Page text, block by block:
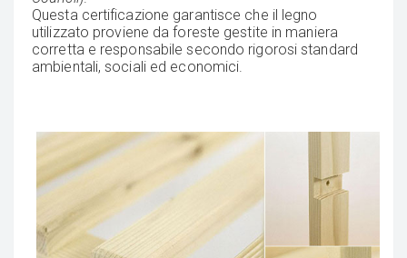
Questa certificazione garantisce che il legno
utilizzato proviene da foreste gestite in maniera
corretta e responsabile secondo rigorosi standard
ambientali, sociali ed economici.